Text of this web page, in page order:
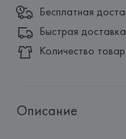
Бесплатная
Быстрая
Количество
Описание